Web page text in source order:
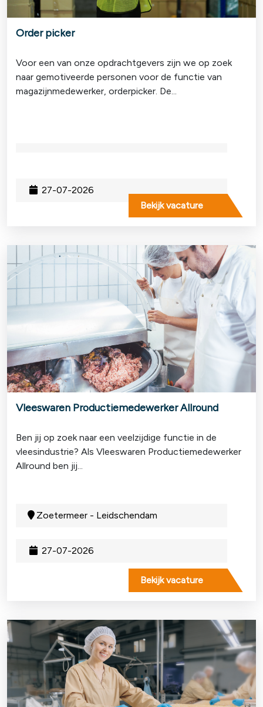
Order picker
27-07-2026
Voor een van onze opdrachtgevers zijn we op zoek
naar gemotiveerde personen voor de functie van
magazijnmedewerker, orderpicker. De...
Bekijk vacature
Vleeswaren Productiemedewerker Allround
27-07-2026
Zoetermeer - Leidschendam
Ben jij op zoek naar een veelzijdige functie in de
vleesindustrie? Als Vleeswaren Productiemedewerker
Allround ben jij...
Bekijk vacature